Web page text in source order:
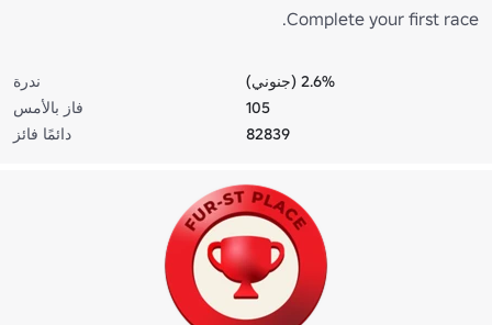
Complete your first race.
ندرة
2.6% (جنوني)
فاز بالأمس
105
دائمًا فائز
82839